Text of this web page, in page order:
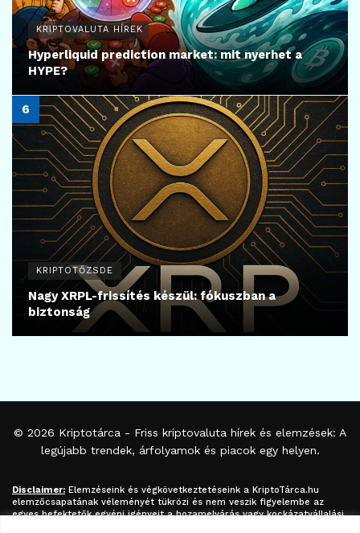
KRIPTOVALUTA HÍREK
Hyperliquid prediction market: mit nyerhet a
HYPE?
KRIPTOTŐZSDE
Nagy XRPL-frissítés készül: fókuszban a
biztonság
© 2026 Kriptotárca - Friss kriptovaluta hírek és elemzések: A
legújabb trendek, árfolyamok és piacok egy helyen.
Disclaimer: Elemzéseink és végkövetkeztetéseink a KriptoTárca.hu
elemzőcsapatának véleményét tükrözi és nem veszik figyelembe az
egyes befektetők egyéni igényeit a hozamelvárás vagy kockázatvállalási